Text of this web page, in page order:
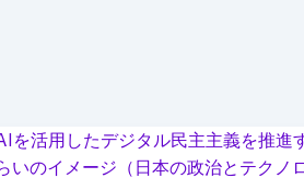
テ
ク